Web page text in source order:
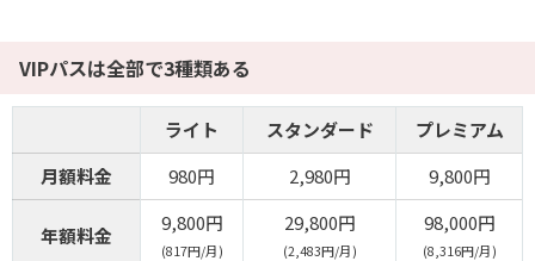
VIPパスは全部で3種類ある
ライト スタンダード
プレミアム
月額料金
980円 2,980円 9,800円
年額料金
9,800円
(817円/月)
29,800円
(2,483円/月)
98,000円
(8,316円/月)